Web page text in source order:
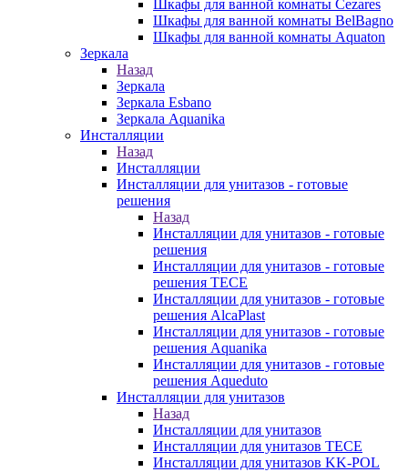
Шкафы для ванной комнаты Cezares
Шкафы для ванной комнаты BelBagno
Шкафы для ванной комнаты Aquaton
Зеркала
Назад
Зеркала
Зеркала Esbano
Зеркала Aquanika
Инсталляции
Назад
Инсталляции
Инсталляции для унитазов - готовые
решения
Назад
Инсталляции для унитазов - готовые
решения
Инсталляции для унитазов - готовые
решения TECE
Инсталляции для унитазов - готовые
решения AlcaPlast
Инсталляции для унитазов - готовые
решения Aquanika
Инсталляции для унитазов - готовые
решения Aqueduto
Инсталляции для унитазов
Назад
Инсталляции для унитазов
Инсталляции для унитазов TECE
Инсталляции для унитазов KK-POL